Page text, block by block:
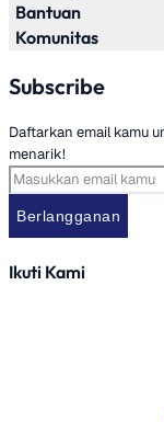
Tentang Kami
Bantuan
Kontak Kami
Pengiriman
Refund Policy
Komunitas
Blog
Subscribe
Daftarkan email kamu
menarik!
Berlangganan
Ikuti Kami